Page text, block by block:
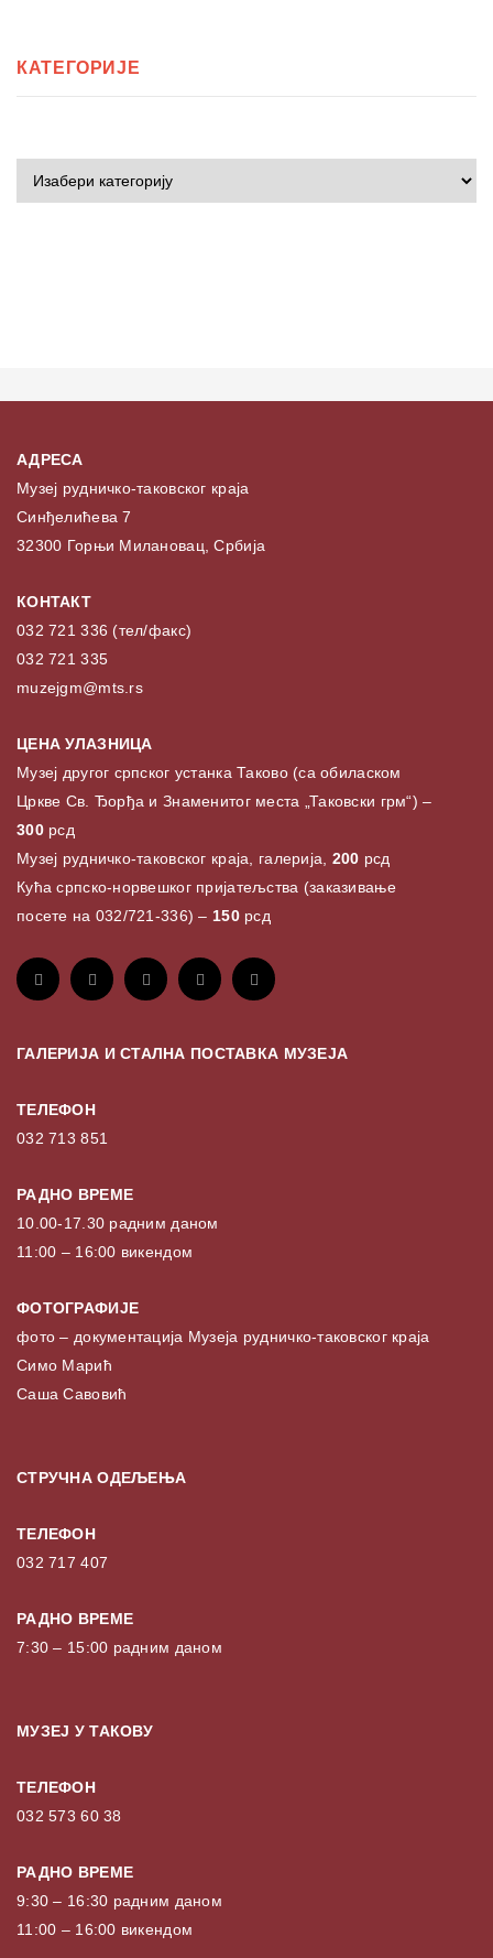
КАТЕГОРИЈЕ
АДРЕСА
Музеј рудничко-таковског краја
Синђелићева 7
32300 Горњи Милановац, Србија
КОНТАКТ
032 721 336 (тел/факс)
032 721 335
muzejgm@mts.rs
ЦЕНА УЛАЗНИЦА
Музеј другог српског устанка Таково (са обиласком
Цркве Св. Ђорђа и Знаменитог места „Таковски грм“) –
300рсд
Музеј рудничко-таковског краја, галерија, 200 рсд
Кућа српско-норвешког пријатељства (заказивање
посете на 032/721-336) – 150рсд
ГАЛЕРИЈА И СТАЛНА ПОСТАВКА МУЗЕЈА
ТЕЛЕФОН
032 713 851
РАДНО ВРЕМЕ
10.00-17.30 радним даном
11:00 – 16:00 викендом
ФОТОГРАФИЈЕ
фото – документација Музеја рудничко-таковског краја
Симо Марић
Саша Савовић
СТРУЧНА ОДЕЉЕЊА
ТЕЛЕФОН
032 717 407
РАДНО ВРЕМЕ
7:30 – 15:00 радним даном
МУЗЕЈ У ТАКОВУ
ТЕЛЕФОН
032 573 60 38
РАДНО ВРЕМЕ
9:30 – 16:30 радним даном
11:00 – 16:00 викендом